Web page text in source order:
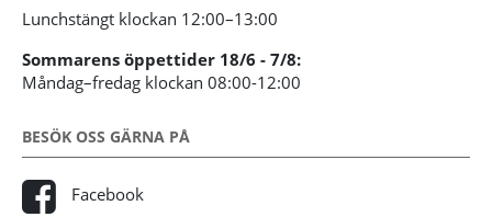
Lunchstängt klockan 12:00–13:00
Sommarens öppettider 18/6 - 7/8:
Måndag–fredag klockan 08:00-12:00
BESÖK OSS GÄRNA PÅ
Facebook